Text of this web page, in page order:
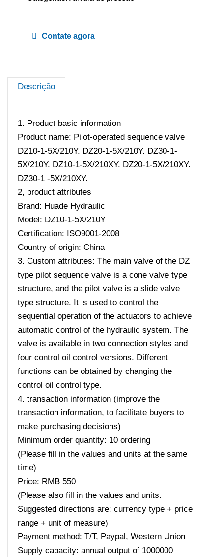
Contate agora
Descrição
1. Product basic information
Product name: Pilot-operated sequence valve
DZ10-1-5X/210Y. DZ20-1-5X/210Y. DZ30-1-
5X/210Y. DZ10-1-5X/210XY. DZ20-1-5X/210XY.
DZ30-1 -5X/210XY.
2, product attributes
Brand: Huade Hydraulic
Model: DZ10-1-5X/210Y
Certification: ISO9001-2008
Country of origin: China
3. Custom attributes: The main valve of the DZ
type pilot sequence valve is a cone valve type
structure, and the pilot valve is a slide valve
type structure. It is used to control the
sequential operation of the actuators to achieve
automatic control of the hydraulic system. The
valve is available in two connection styles and
four control oil control versions. Different
functions can be obtained by changing the
control oil control type.
4, transaction information (improve the
transaction information, to facilitate buyers to
make purchasing decisions)
Minimum order quantity: 10 ordering
(Please fill in the values ​​and units at the same
time)
Price: RMB 550
(Please also fill in the values ​​and units.
Suggested directions are: currency type + price
range + unit of measure)
Payment method: T/T, Paypal, Western Union
Supply capacity: annual output of 1000000